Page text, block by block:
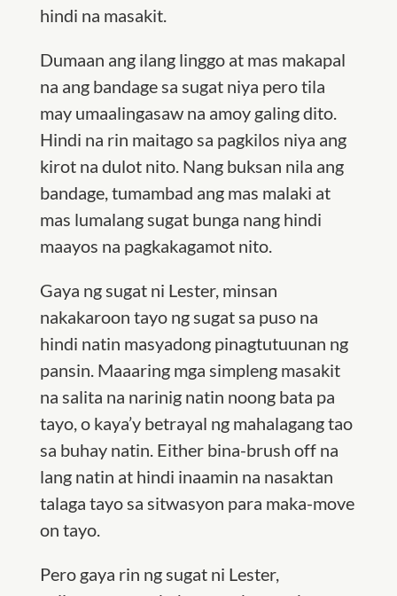
hindi na masakit.
Dumaan ang ilang linggo at mas makapal
na ang bandage sa sugat niya pero tila
may umaalingasaw na amoy galing dito.
Hindi na rin maitago sa pagkilos niya ang
kirot na dulot nito. Nang buksan nila ang
bandage, tumambad ang mas malaki at
mas lumalang sugat bunga nang hindi
maayos na pagkakagamot nito.
Gaya ng sugat ni Lester, minsan
nakakaroon tayo ng sugat sa puso na
hindi natin masyadong pinagtutuunan ng
pansin. Maaaring mga simpleng masakit
na salita na narinig natin noong bata pa
tayo, o kaya’y betrayal ng mahalagang tao
sa buhay natin. Either bina-brush off na
lang natin at hindi inaamin na nasaktan
talaga tayo sa sitwasyon para maka-move
on tayo.
Pero gaya rin ng sugat ni Lester,